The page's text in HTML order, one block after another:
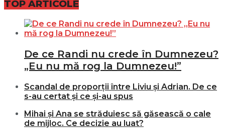
TOP ARTICOLE
De ce Randi nu crede în Dumnezeu?
„Eu nu mă rog la Dumnezeu!”
Scandal de proporții între Liviu și Adrian. De ce
s-au certat și ce și-au spus
Mihai și Ana se străduiesc să găsească o cale
de mijloc. Ce decizie au luat?